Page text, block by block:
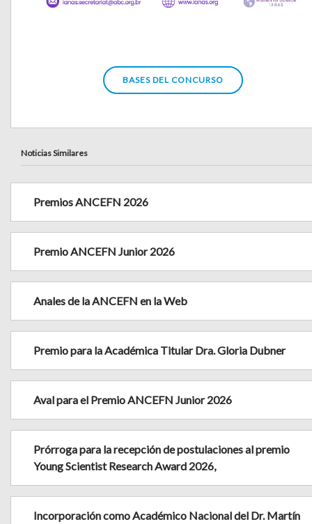
BASES DEL CONCURSO
Noticias Similares
Premios ANCEFN 2026
Premio ANCEFN Junior 2026
Anales de la ANCEFN en la Web
Premio para la Académica Titular Dra. Gloria Dubner
Aval para el Premio ANCEFN Junior 2026
Prórroga para la recepción de postulaciones al premio
Young Scientist Research Award 2026,
Incorporación como Académico Nacional del Dr. Martín